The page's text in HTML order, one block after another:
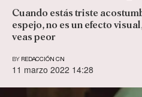
Cuando estás triste
espejo, no es un efecto
veas peor
BY REDACCIÓN CN
11 marzo 2022 14:28